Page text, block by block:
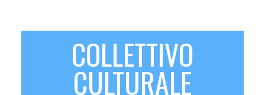
COLLETTIVO
CULTURALE